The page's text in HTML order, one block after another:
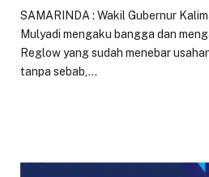
SAMARINDA : Wakil Gubernur
Mulyadi mengaku bangga dan
Reglow yang sudah menebar
tanpa sebab,…